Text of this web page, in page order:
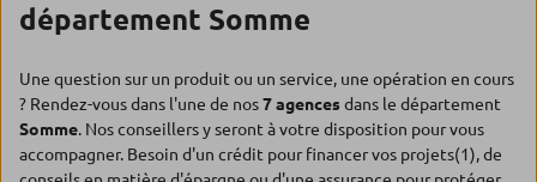
département Somme
Une question sur un produit ou un service, une opération en cours
? Rendez-vous dans l'une de nos7 agencesdans le département
Somme. Nos conseillers y seront à votre disposition pour vous
accompagner. Besoin d'un crédit pour financer vos projets(1), de